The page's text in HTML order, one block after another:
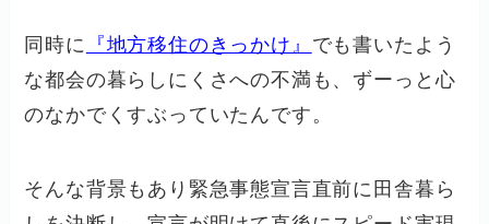
同時に 『地方移住のきっかけ』 でも書いたよう
な都会の暮らしにくさへの不満も、ずーっと心
のなかでくすぶっていたんです。
そんな背景もあり緊急事態宣言直前に田舎暮ら